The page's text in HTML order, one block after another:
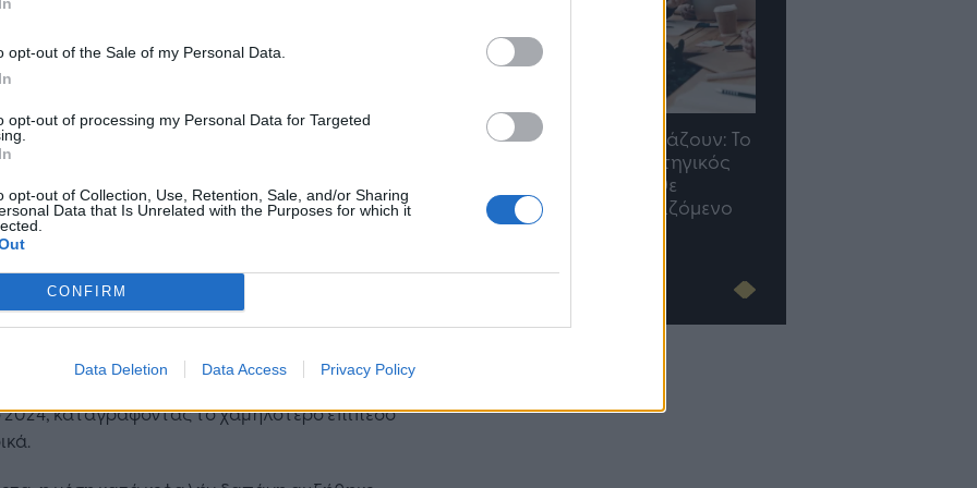
opt-out of the Sale of my Personal Data.
opt-out of processing my Personal Data for Targeted
opt-out of Collection, Use, Retention, Sale, and/or Sharing
Data that Is Unrelated with the Purposes for which it
CONFIRM
Data Deletion Data Access Privacy Policy
αγορά που κατέγραψε πτώση σε όλους
δείκτες, με τις αναχωρήσεις να
πληρωμές κατά 7%.
ταξιδιωτικής συμπεριφοράς, διαφαίνεται
Έλληνες πραγματοποιούν πιο σύντομα ταξίδια,
αυξημένη ημερήσια κατανάλωση.
διάρκεια παραμονής υποχώρησε κατά 4%,
στις 4,9 διανυκτερεύσεις το 2025 από
2024, καταγράφοντας το χαμηλότερο επίπεδο
Η Τεχνητή Νοημοσύνη: το νέο
επιχείρησης
Οι προσλήψεις αλλάζουν: To
Jobfind.gr ως στρατηγικός
«σύμμαχος» για κάθε
επιχείρηση και εργαζόμενο